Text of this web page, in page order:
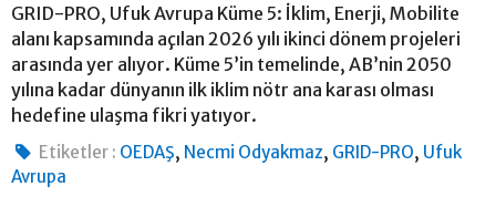
GRID-PRO, Ufuk Avrupa Küme 5: İklim, Enerji, Mobilite
alanı kapsamında açılan 2026 yılı ikinci dönem projeleri
arasında yer alıyor. Küme 5’in temelinde, AB’nin 2050
yılına kadar dünyanın ilk iklim nötr ana karası olması
hedefine ulaşma fikri yatıyor.
Etiketler : OEDAŞ, Necmi Odyakmaz, GRID-PRO, Ufuk
Avrupa